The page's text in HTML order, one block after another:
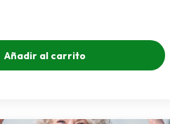
Añadir al carrito